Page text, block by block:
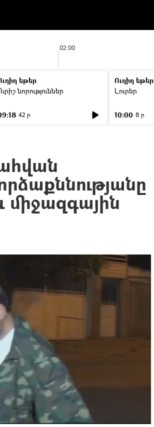
02:00
եթեր
նորություններ
42 ր
Ուղիղ եթեր
Լուրեր
10:00 8 ր
միջազգային